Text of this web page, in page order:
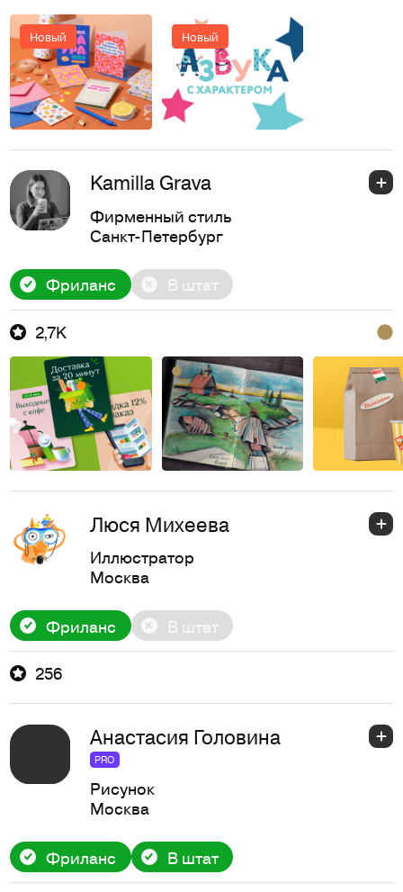
Новый Новый
Kamilla Grava
Фирменный стиль
Санкт-Петербург
Фриланс В штат
2,7K
Люся Михеева
Иллюстратор
Москва
Фриланс В штат
256
Анастасия Головина
PRO
Рисунок
Москва
Фриланс В штат